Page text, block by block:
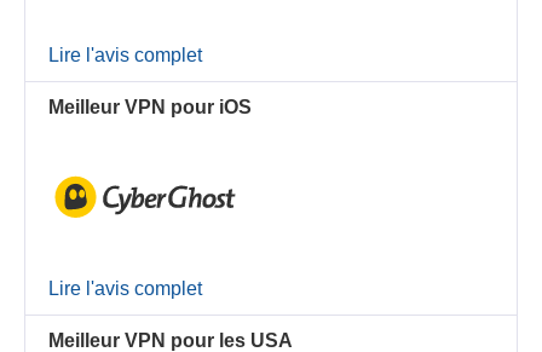
Lire l'avis complet
Meilleur VPN pour iOS
Lire l'avis complet
Meilleur VPN pour les USA